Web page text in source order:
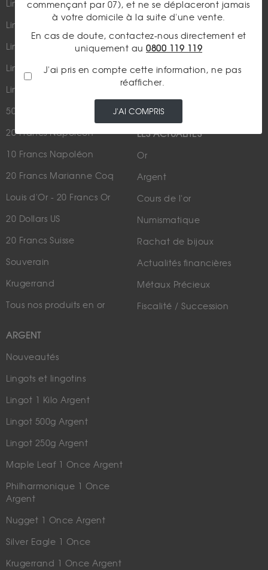
Lingots et lingotins
Lingot 1Kg Or
Lingot 100g Or
Lingotin 1 Once Or
Lingotin 1g Or
50 Pesos Or
20 Francs Napoléon
10 Francs Napoléon
20 Francs Marianne Coq
Louis d'Or - 20 Francs Or
20 Dollars US
20 Francs Suisse
Souverain
Krugerrand
Tous nos produits en or
ARGENT
Nouveautés
Lingots et lingotins
Lingot 1 Kilo Argent
Lingot 500g Argent
Lingot 250g Argent
Maple Leaf 1 Once Argent
Philharmonique 1 Once
Argent
Nugget 1 Once Argent
Silver Eagle 1 Once
Krugerrand 1 Once Argent
Parutions dans les médias
Plan du site
Nous contacter
LES ACTUALITÉS
Or
Argent
Cours de l'or
Numismatique
Rachat de bijoux
Actualités financières
Métaux Précieux
Fiscalité / Succession
commençant par 07), et ne se déplaceront jamais
à votre domicile à la suite d'une vente.
En cas de doute, contactez-nous directement et
uniquement au 0800 119 119
J'ai pris en compte cette information, ne pas
réafficher.
J'AI COMPRIS